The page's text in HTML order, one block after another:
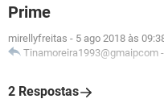
Prime
mirellyfreitas - 5 ago 2018 às
Tinamoreira1993@gmaipcom -
2 Respostas